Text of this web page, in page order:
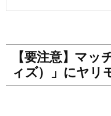
【要注意】マッ
ィズ）」にヤリ